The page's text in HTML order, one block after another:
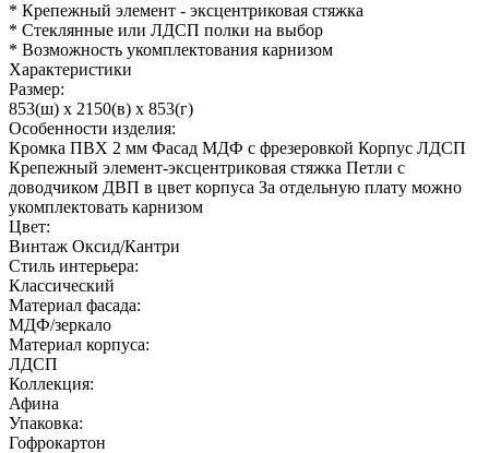
* Крепежный элемент - эксцентриковая стяжка
* Стеклянные или ЛДСП полки на выбор
* Возможность укомплектования карнизом
Характеристики
Размер:
853(ш) x 2150(в) x 853(г)
Особенности изделия:
Кромка ПВХ 2 мм Фасад МДФ с фрезеровкой Корпус ЛДСП
Крепежный элемент-эксцентриковая стяжка Петли с
доводчиком ДВП в цвет корпуса За отдельную плату можно
укомплектовать карнизом
Цвет:
Винтаж Оксид/Кантри
Стиль интерьера:
Классический
Материал фасада:
МДФ/зеркало
Материал корпуса:
ЛДСП
Коллекция:
Афина
Упаковка:
Гофрокартон